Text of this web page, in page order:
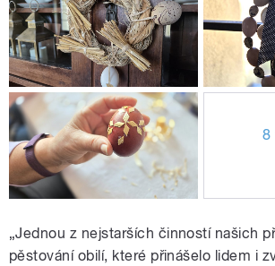
8
„Jednou z nejstarších činností našich
pěstování obilí, které přinášelo lidem i